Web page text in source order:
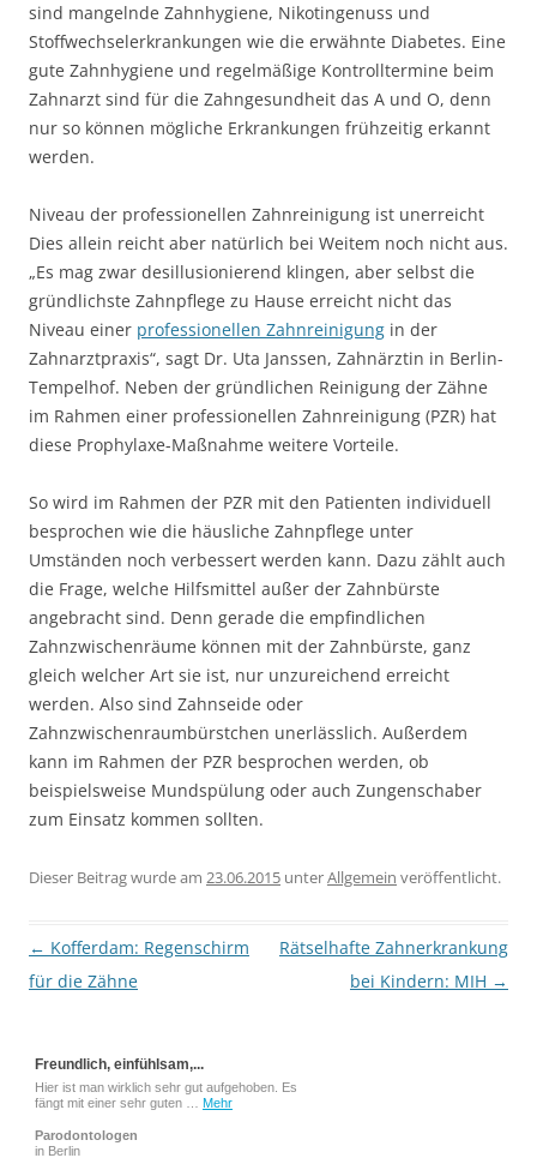
sind mangelnde Zahnhygiene, Nikotingenuss und
Stoffwechselerkrankungen wie die erwähnte Diabetes. Eine
gute Zahnhygiene und regelmäßige Kontrolltermine beim
Zahnarzt sind für die Zahngesundheit das A und O, denn
nur so können mögliche Erkrankungen frühzeitig erkannt
werden.
Niveau der professionellen Zahnreinigung ist unerreicht
Dies allein reicht aber natürlich bei Weitem noch nicht aus.
„Es mag zwar desillusionierend klingen, aber selbst die
gründlichste Zahnpflege zu Hause erreicht nicht das
Niveau einer professionellen Zahnreinigung in der
Zahnarztpraxis“, sagt Dr. Uta Janssen, Zahnärztin in Berlin-
Tempelhof. Neben der gründlichen Reinigung der Zähne
im Rahmen einer professionellen Zahnreinigung (PZR) hat
diese Prophylaxe-Maßnahme weitere Vorteile.
So wird im Rahmen der PZR mit den Patienten individuell
besprochen wie die häusliche Zahnpflege unter
Umständen noch verbessert werden kann. Dazu zählt auch
die Frage, welche Hilfsmittel außer der Zahnbürste
angebracht sind. Denn gerade die empfindlichen
Zahnzwischenräume können mit der Zahnbürste, ganz
gleich welcher Art sie ist, nur unzureichend erreicht
werden. Also sind Zahnseide oder
Zahnzwischenraumbürstchen unerlässlich. Außerdem
kann im Rahmen der PZR besprochen werden, ob
beispielsweise Mundspülung oder auch Zungenschaber
zum Einsatz kommen sollten.
Dieser Beitrag wurde am 23.06.2015 unterAllgemein veröffentlicht.
Beitragsnavigation
← Kofferdam: Regenschirm
für die Zähne
Rätselhafte Zahnerkrankung
bei Kindern: MIH →
Freundlich, einfühlsam,...
Hier ist man wirklich sehr gut aufgehoben. Es
fängt mit einer sehr guten … Mehr
Parodontologen
in Berlin